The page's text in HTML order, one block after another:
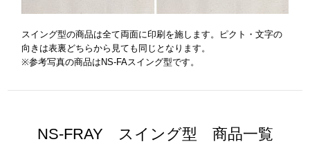
スイング型の商品は全て両面に印刷を施します。ピクト・文字の
向きは表裏どちらから見ても同じとなります。
※参考写真の商品はNS-FAスイング型です。
NS-FRAY スイング型 商品一覧